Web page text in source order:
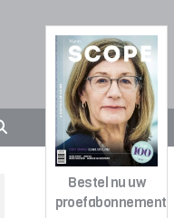
Bestel nu uw
proefabonnement